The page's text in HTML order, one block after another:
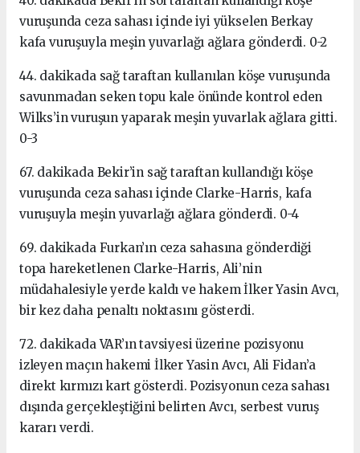
vuruşunda ceza sahası içinde iyi yükselen Berkay
kafa vuruşuyla meşin yuvarlağı ağlara gönderdi. 0-2
44. dakikada sağ taraftan kullanılan köşe vuruşunda
savunmadan seken topu kale önünde kontrol eden
Wilks’in vuruşun yaparak meşin yuvarlak ağlara gitti.
0-3
67. dakikada Bekir’in sağ taraftan kullandığı köşe
vuruşunda ceza sahası içinde Clarke-Harris, kafa
vuruşuyla meşin yuvarlağı ağlara gönderdi. 0-4
69. dakikada Furkan’ın ceza sahasına gönderdiği
topa hareketlenen Clarke-Harris, Ali’nin
müdahalesiyle yerde kaldı ve hakem İlker Yasin Avcı,
bir kez daha penaltı noktasını gösterdi.
72. dakikada VAR’ın tavsiyesi üzerine pozisyonu
izleyen maçın hakemi İlker Yasin Avcı, Ali Fidan’a
direkt kırmızı kart gösterdi. Pozisyonun ceza sahası
dışında gerçekleştiğini belirten Avcı, serbest vuruş
kararı verdi.